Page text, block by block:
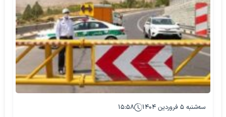
سه‌شنبه ۵ فروردین ۱۴۰۴ ۱۵:۵۸